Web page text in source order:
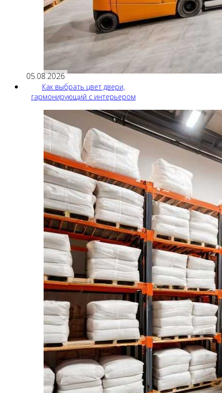
05.08.2026
Как выбрать цвет двери,
гармонирующий с интерьером